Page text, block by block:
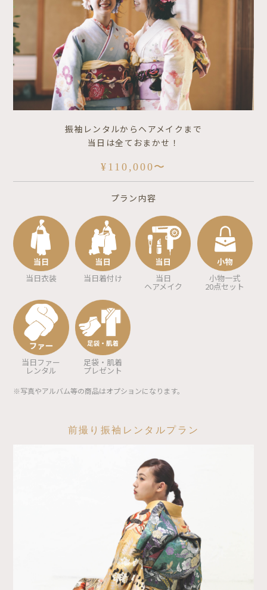
振袖レンタルからヘアメイクまで
当日は全ておまかせ！
¥110,000〜
プラン内容
当日衣装 当日着付け 当日
ヘアメイク
小物一式
20点セット
当日ファー
レンタル
足袋・肌着
プレゼント
※写真やアルバム等の商品はオプションになります。
前撮り振袖レンタルプラン